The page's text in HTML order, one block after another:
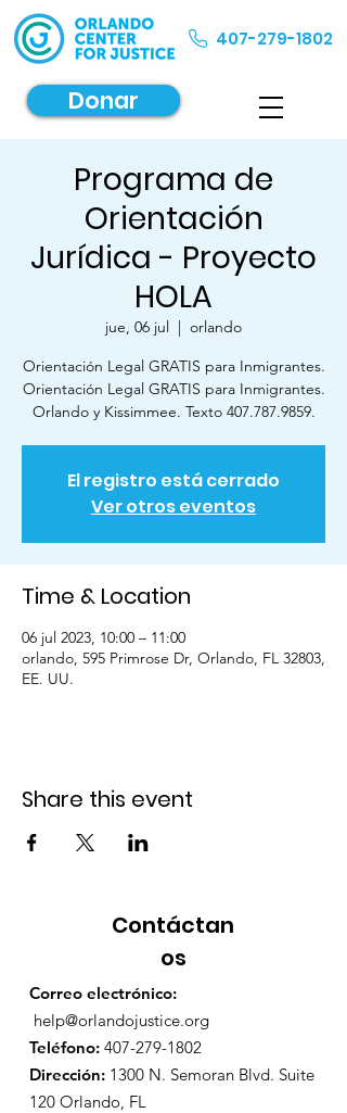
407-279-1802
Donar
Programa de
Orientación
Jurídica - Proyecto
HOLA
jue, 06 jul
  |
orlando
Orientación Legal GRATIS para Inmigrantes.
Orientación Legal GRATIS para Inmigrantes.
Orlando y Kissimmee. Texto 407.787.9859.
El registro está cerrado
Ver otros eventos
Time & Location
06 jul 2023, 10:00 – 11:00
orlando, 595 Primrose Dr, Orlando, FL 32803,
EE. UU.
Share this event
Contáctan
os
Correo electrónico:
help@orlandojustice.org
Teléfono: 407-279-1802
Dirección: 1300 N. Semoran Blvd. Suite
120 Orlando, FL